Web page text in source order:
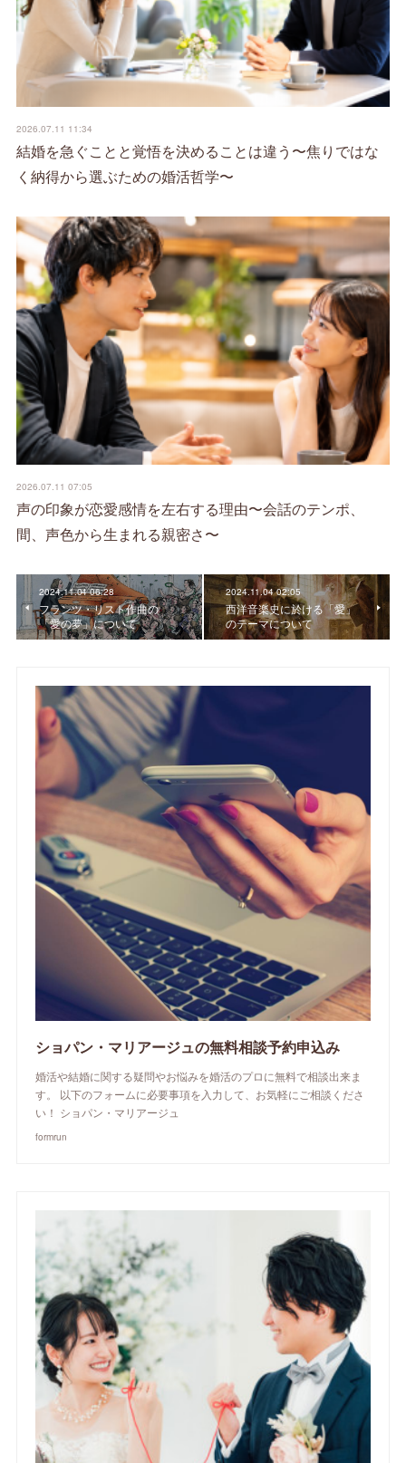
2026.07.11 11:34
結婚を急ぐことと覚悟を決めることは違う〜焦りではな
く納得から選ぶための婚活哲学〜
2026.07.11 07:05
声の印象が恋愛感情を左右する理由〜会話のテンポ、
間、声色から生まれる親密さ〜
2024.11.04 06:28
フランツ・リスト作曲の
「愛の夢」について
2024.11.04 02:05
西洋音楽史に於ける「愛」
のテーマについて
ショパン・マリアージュの無料相談予約申込み
婚活や結婚に関する疑問やお悩みを婚活のプロに無料で相談出来ま
す。 以下のフォームに必要事項を入力して、お気軽にご相談くださ
い！ ショパン・マリアージュ
formrun